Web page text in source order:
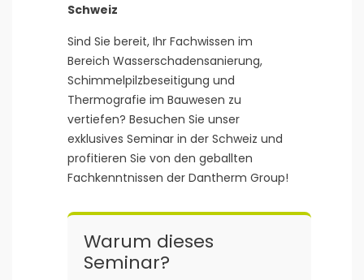
Schweiz
Sind Sie bereit, Ihr Fachwissen im
Bereich Wasserschadensanierung,
Schimmelpilzbeseitigung und
Thermografie im Bauwesen zu
vertiefen? Besuchen Sie unser
exklusives Seminar in der Schweiz und
profitieren Sie von den geballten
Fachkenntnissen der Dantherm Group!
Warum dieses
Seminar?